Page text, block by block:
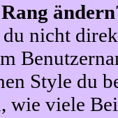
nicht
Style du
wie viele